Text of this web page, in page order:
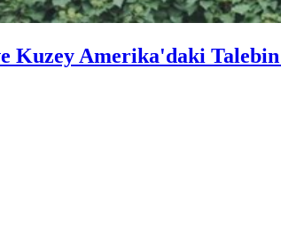
Kuzey Amerika'daki